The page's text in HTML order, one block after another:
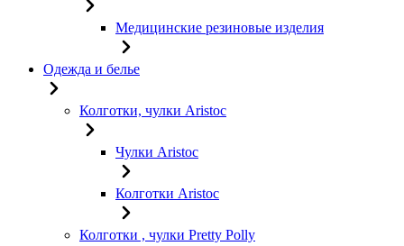
Медицинские резиновые изделия
Одежда и белье
Колготки, чулки Aristoc
Чулки Aristoc
Колготки Aristoc
Колготки , чулки Pretty Polly